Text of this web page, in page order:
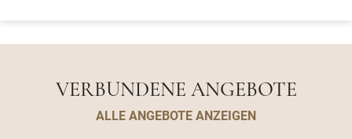
VERBUNDENE ANGEBOTE
ALLE ANGEBOTE ANZEIGEN